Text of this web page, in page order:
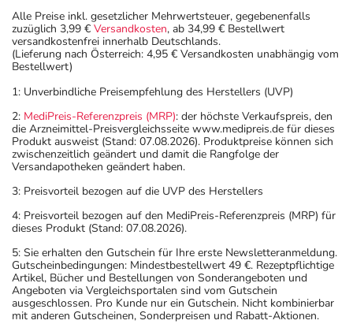
Bei
Nierenerkrankung
und
bei Diabetes -
Folgebehandlung:
Erwachsene
1/2-1
Tablette
1-mal täglich
Anwendungshinweise
Die Gesamtdosis sollte nicht ohne Rücksprache mit
einem Arzt oder Apotheker überschritten werden.
Art der Anwendung?
Nehmen Sie das Arzneimittel mit Flüssigkeit (z.B. 1 Glas
Wasser) ein.
Alle Preise inkl. gesetzlicher Mehrwertsteuer, gegebenenfalls
zuzüglich 3,99 € Versandkosten, ab 34,99 € Bestellwert
versandkostenfrei innerhalb Deutschlands.
(Lieferung nach Österreich: 4,95 € Versandkosten unabhängig vom
Bestellwert)
1: Unverbindliche Preisempfehlung des Herstellers (UVP)
2: MediPreis-Referenzpreis (MRP): der höchste Verkaufspreis, den
die Arzneimittel-Preisvergleichsseite www.medipreis.de für dieses
Produkt ausweist (Stand: 07.08.2026). Produktpreise können sich
zwischenzeitlich geändert und damit die Rangfolge der
Versandapotheken geändert haben.
3: Preisvorteil bezogen auf die UVP des Herstellers
4: Preisvorteil bezogen auf den MediPreis-Referenzpreis (MRP) für
dieses Produkt (Stand: 07.08.2026).
5: Sie erhalten den Gutschein für Ihre erste Newsletteranmeldung.
Gutscheinbedingungen: Mindestbestellwert 49 €. Rezeptpflichtige
Artikel, Bücher und Bestellungen von Sonderangeboten und
Angeboten via Vergleichsportalen sind vom Gutschein
ausgeschlossen. Pro Kunde nur ein Gutschein. Nicht kombinierbar
mit anderen Gutscheinen, Sonderpreisen und Rabatt-Aktionen.